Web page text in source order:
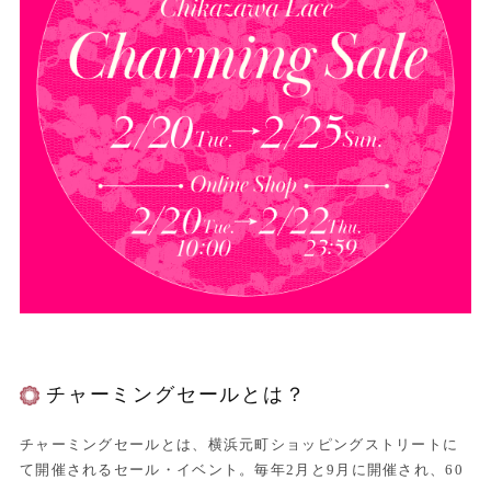
チャーミングセールとは？
チャーミングセールとは、横浜元町ショッピングストリートに
て開催されるセール・イベント。毎年2月と9月に開催され、60